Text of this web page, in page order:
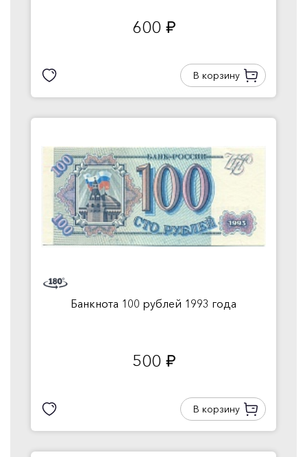
600 руб.
В корзину
Банкнота 100 рублей 1993 года
500 руб.
В корзину